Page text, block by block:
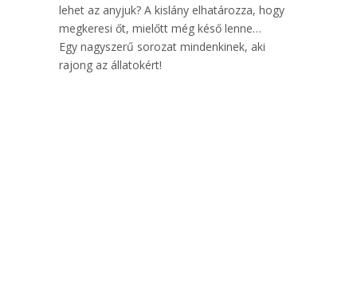
lehet az anyjuk? A kislány elhatározza, hogy
megkeresi őt, mielőtt még késő lenne…
Egy nagyszerű sorozat mindenkinek, aki
rajong az állatokért!